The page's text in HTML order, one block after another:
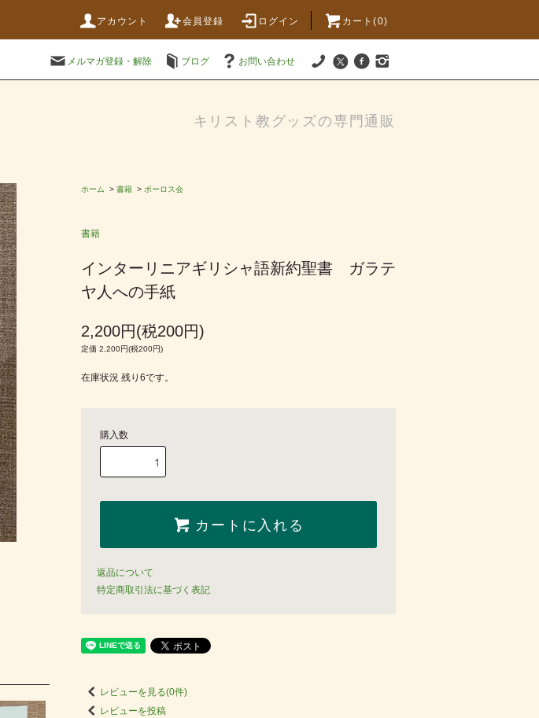
アカウント 会員登録 ログイン カート(0)
メルマガ登録・解除 ブログ お問い合わせ
キリスト教グッズの専門通販
ホーム > 書籍 > ポーロス会
書籍
インターリニアギリシャ語新約聖書 ガラテ
ヤ人への手紙
2,200円(税200円)
定価 2,200円(税200円)
在庫状況 残り6です。
購入数
カートに入れる
返品について
特定商取引法に基づく表記
レビューを見る(0件)
レビューを投稿